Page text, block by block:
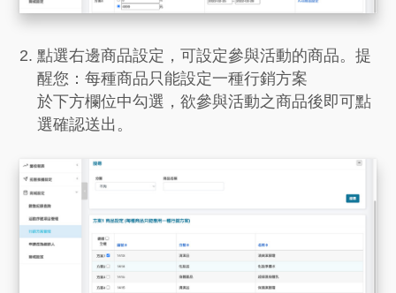
點選右邊商品設定，可設定參與活動的商品。提
醒您：每種商品只能設定一種行銷方案
於下方欄位中勾選，欲參與活動之商品後即可點
選確認送出。